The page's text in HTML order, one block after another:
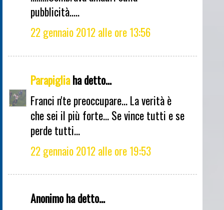
pubblicità.....
22 gennaio 2012 alle ore 13:56
Parapigliaha detto...
Franci n'te preoccupare... La verità è
che sei il più forte... Se vince tutti e se
perde tutti...
22 gennaio 2012 alle ore 19:53
Anonimo ha detto...